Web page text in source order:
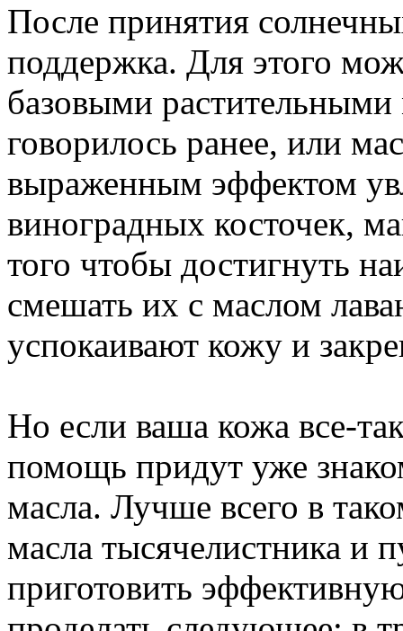
После принятия
поддержка. Для этого
базовыми
говорилось ранее, или
выраженным эффектом
виноградных косточек,
того чтобы достигнуть
смешать их с маслом
успокаивают кожу и
Но если ваша кожа все-
помощь придут уже
масла. Лучше всего в
масла тысячелистника и
приготовить